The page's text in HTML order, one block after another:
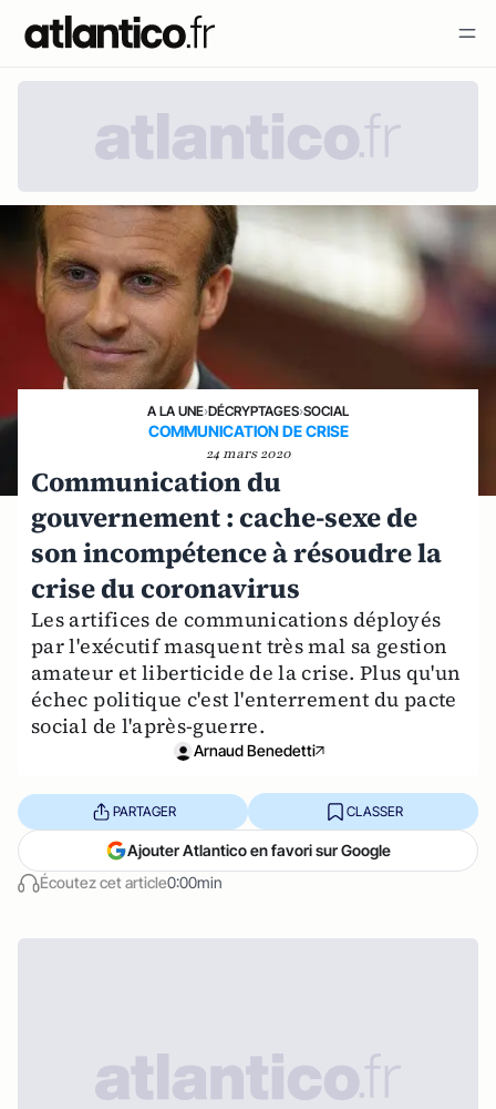
A LA UNE›DÉCRYPTAGES›SOCIAL
COMMUNICATION DE CRISE
24 mars 2020
Communication du
gouvernement : cache-sexe de
son incompétence à résoudre la
crise du coronavirus
Les artifices de communications déployés
par l'exécutif masquent très mal sa gestion
amateur et liberticide de la crise. Plus qu'un
échec politique c'est l'enterrement du pacte
social de l'après-guerre.
Arnaud Benedetti
Écoutez cet article0:00min
PARTAGER CLASSER
Ajouter Atlantico en favori sur Google